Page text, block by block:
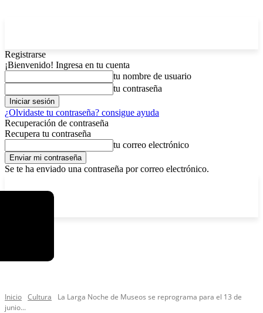
Registrarse
¡Bienvenido! Ingresa en tu cuenta
tu nombre de usuario
tu contraseña
¿Olvidaste tu contraseña? consigue ayuda
Recuperación de contraseña
Recupera tu contraseña
tu correo electrónico
Se te ha enviado una contraseña por correo electrónico.
Inicio Cultura
La Larga Noche de Museos se reprograma para el 13 de
junio...